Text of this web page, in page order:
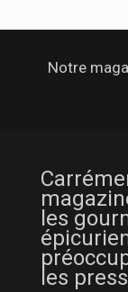
Notre
les
les